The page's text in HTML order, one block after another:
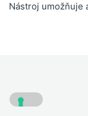
Nástroj umožňuje